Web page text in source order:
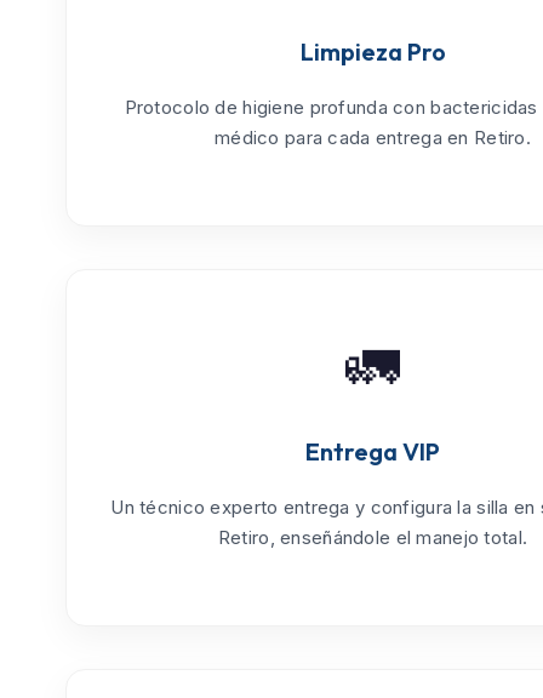
Limpieza Pro
Protocolo dehigiene profunda con bactericidas
médico para cada entrega en Retiro.
🚛
Entrega VIP
Un técnico experto entrega y configura la silla en
Retiro, enseñándole el manejo total.